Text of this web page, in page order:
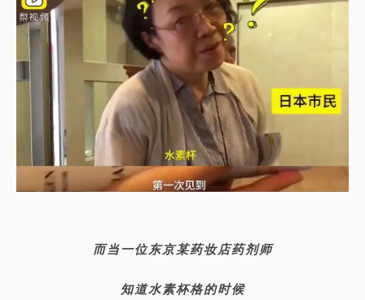
而当一位东京某药妆店药剂师
知道水素杯格的时候